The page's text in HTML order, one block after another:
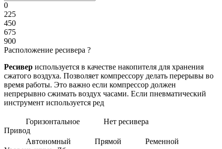
0
225
450
675
900
Расположение ресивера ?
Ресивер используется в качестве накопителя для хранения
сжатого воздуха. Позволяет компрессору делать перерывы во
время работы. Это важно если компрессор должен
непрерывно сжимать воздух часами. Если пневматический
инструмент используется ред
Горизонтальное
Нет ресивера
Привод
Автономный
Прямой
Ременной